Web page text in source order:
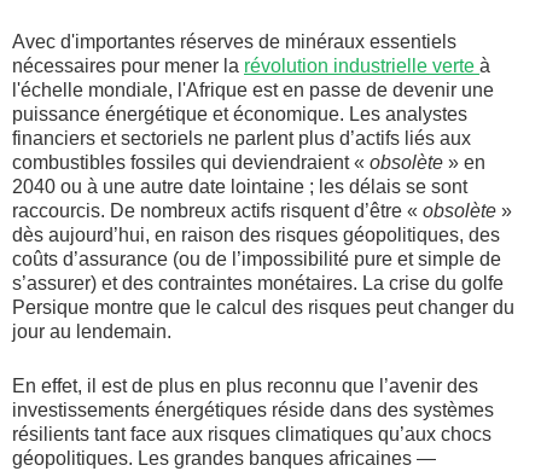
Avec d'importantes réserves de minéraux essentiels
nécessaires pour mener la révolution industrielle verte à
l'échelle mondiale, l'Afrique est en passe de devenir une
puissance énergétique et économique. Les analystes
financiers et sectoriels ne parlent plus d’actifs liés aux
combustibles fossiles qui deviendraient « obsolète » en
2040 ou à une autre date lointaine ; les délais se sont
raccourcis. De nombreux actifs risquent d’être « obsolète »
dès aujourd’hui, en raison des risques géopolitiques, des
coûts d’assurance (ou de l’impossibilité pure et simple de
s’assurer) et des contraintes monétaires. La crise du golfe
Persique montre que le calcul des risques peut changer du
jour au lendemain.
En effet, il est de plus en plus reconnu que l’avenir des
investissements énergétiques réside dans des systèmes
résilients tant face aux risques climatiques qu’aux chocs
géopolitiques. Les grandes banques africaines —